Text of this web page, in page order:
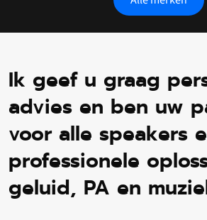
Ik geef u graag
advies en ben uw
voor alle speakers
professionele
geluid, PA en